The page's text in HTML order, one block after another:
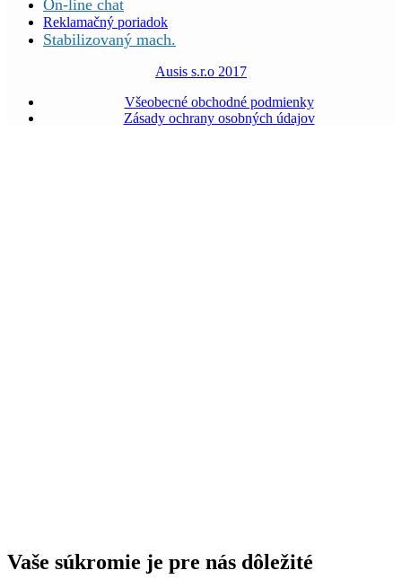
On-line chat
Reklamačný poriadok
Stabilizovaný mach.
Ausis s.r.o 2017
Všeobecné obchodné podmienky
Zásady ochrany osobných údajov
Vaše súkromie je pre nás dôležité